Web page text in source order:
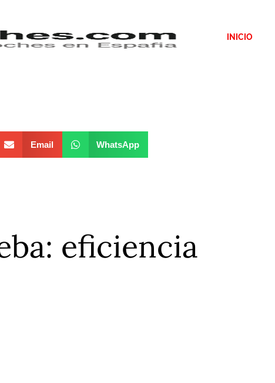
INICIO
Email WhatsApp
eficiencia